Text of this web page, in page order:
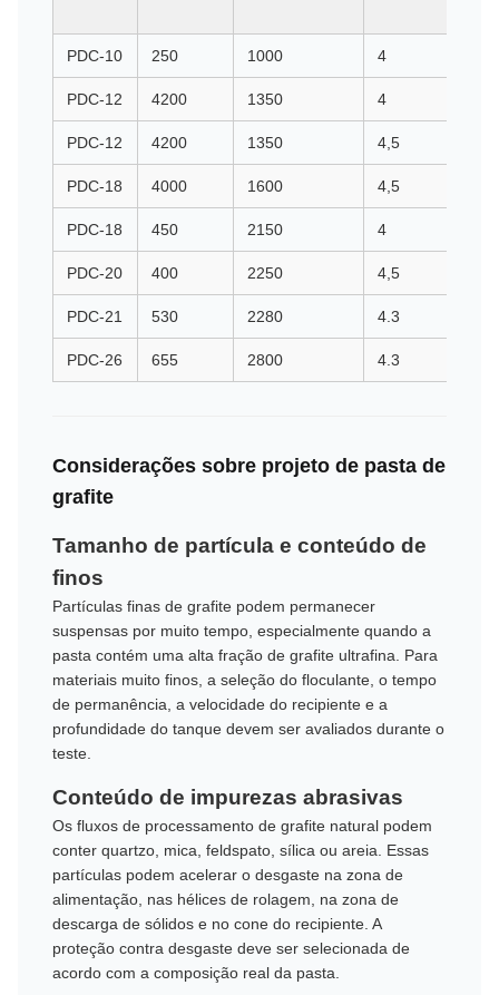
PDC-10 250 1000 4
PDC-12 4200 1350 4
PDC-12 4200 1350 4,5
PDC-18 4000 1600 4,5
PDC-18 450 2150 4
PDC-20 400 2250 4,5
PDC-21 530 2280 4.3
PDC-26 655 2800 4.3
Considerações sobre projeto de pasta de
grafite
Tamanho de partícula e conteúdo de
finos
Partículas finas de grafite podem permanecer
suspensas por muito tempo, especialmente quando a
pasta contém uma alta fração de grafite ultrafina. Para
materiais muito finos, a seleção do floculante, o tempo
de permanência, a velocidade do recipiente e a
profundidade do tanque devem ser avaliados durante o
teste.
Conteúdo de impurezas abrasivas
Os fluxos de processamento de grafite natural podem
conter quartzo, mica, feldspato, sílica ou areia. Essas
partículas podem acelerar o desgaste na zona de
alimentação, nas hélices de rolagem, na zona de
descarga de sólidos e no cone do recipiente. A
proteção contra desgaste deve ser selecionada de
acordo com a composição real da pasta.